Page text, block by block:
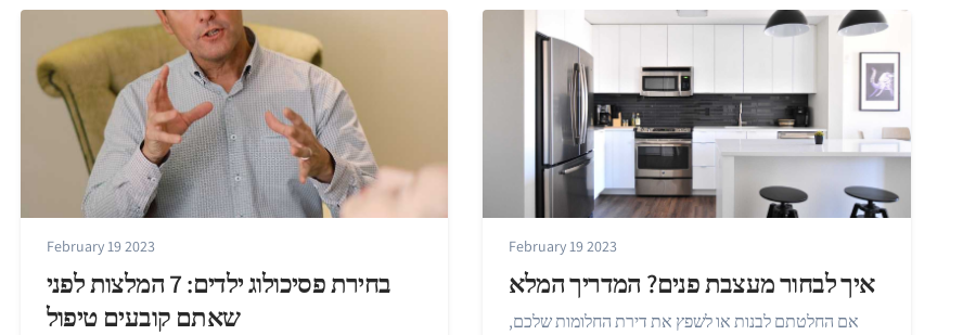
February 19 2023
בחירת פסיכולוג ילדים: 7 המלצות לפני
שאתם קובעים טיפול
February 19 2023
איך לבחור מעצבת פנים? המדריך המלא
אם החלטתם לבנות או לשפץ את דירת החלומות שלכם,